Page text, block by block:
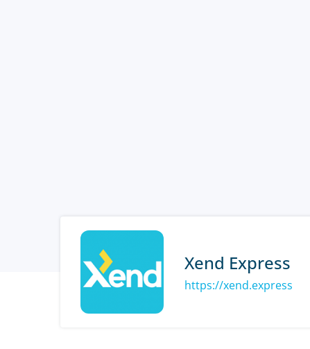
Xend Express
https://xend.express